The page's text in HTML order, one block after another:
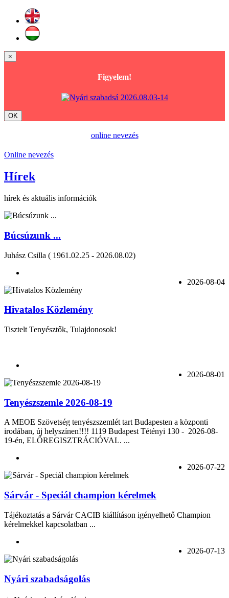
×
Figyelem!
OK
online nevezés
Online nevezés
Hírek
hírek és aktuális információk
Búcsúzunk ...
Juhász Csilla ( 1961.02.25 - 2026.08.02)
2026-08-04
Hivatalos Közlemény
Tisztelt Tenyésztők, Tulajdonosok!
2026-08-01
Tenyészszemle 2026-08-19
A MEOE Szövetség tenyészszemlét tart Budapesten a központi
irodában, új helyszínen!!!! 1119 Budapest Tétényi 130 - 2026-08-
19-én, ELŐREGISZTRÁCIÓVAL. ...
2026-07-22
Sárvár - Speciál champion kérelmek
Tájékoztatás a Sárvár CACIB kiállításon igényelhető Champion
kérelmekkel kapcsolatban ...
2026-07-13
Nyári szabadságolás